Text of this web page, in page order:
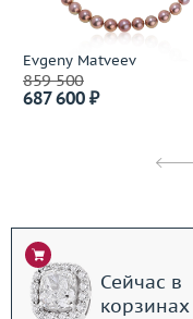
Evgeny Matveev
859 500
687 600 ₽
Сейчас в
корзинах